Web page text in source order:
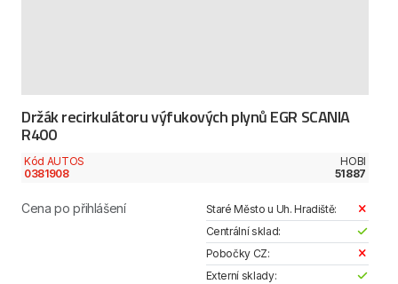
Držák recirkulátoru výfukových plynů EGR SCANIA
R400
Kód AUTOS
0381908
HOBI
51887
Cena po přihlášení
Staré Město u Uh. Hradiště:
Centrální sklad:
Pobočky CZ:
Externí sklady: